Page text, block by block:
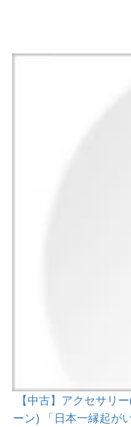
【中古】アクセサリ
ーン) 「日本一縁起が